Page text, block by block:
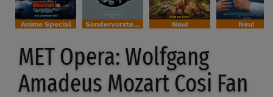
Anime Special Sondervorstellung Neu! Neu!
MET Opera: Wolfgang
Amadeus Mozart Cosi Fan